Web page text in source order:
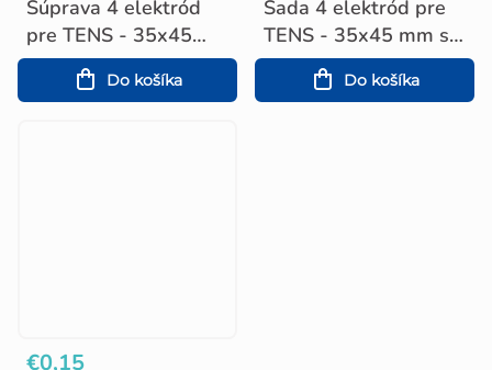
Súprava 4 elektród
pre TENS - 35x45
mm s patentkou
Do košíka
Sada 4 elektród pre
TENS - 35x45 mm s
káblom
Do košíka
€0,15